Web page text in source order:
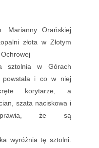
Marianny Orańskiej
złota w Złotym
sztolnia w Górach
powstała i co w niej
korytarze, a
szata naciskowa i
że są
wyróżnia tę sztolni.